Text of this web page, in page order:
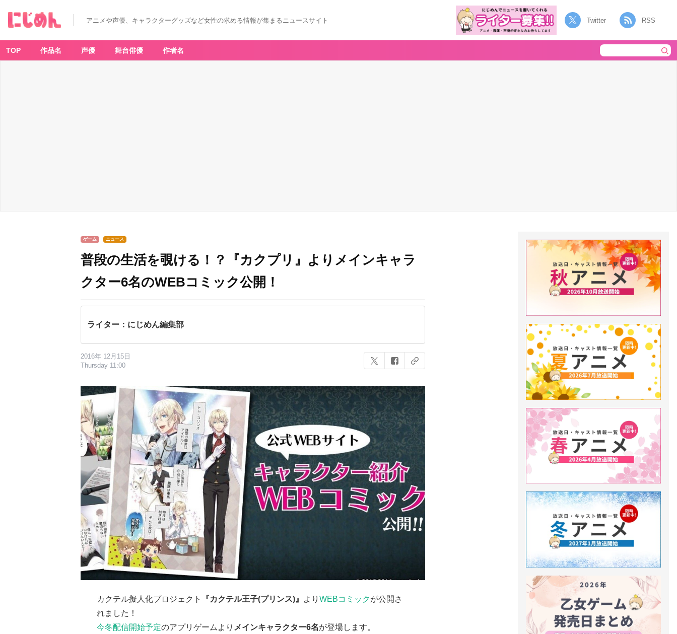
アニメや声優、キャラクターグッズなど女性の求める情報が集まるニュースサイト Twitter RSS
TOP 作品名 声優 舞台俳優 作者名
ゲーム ニュース
普段の生活を覗ける！？『カクプリ』よりメインキャラ
クター6名のWEBコミック公開！
ライター：にじめん編集部
2016年 12月15日
Thursday 11:00
カクテル擬人化プロジェクト 『カクテル王子(プリンス)』 より WEBコミックが公開さ
れました！
今冬配信開始予定のアプリゲームより メインキャラクター6名が登場します。